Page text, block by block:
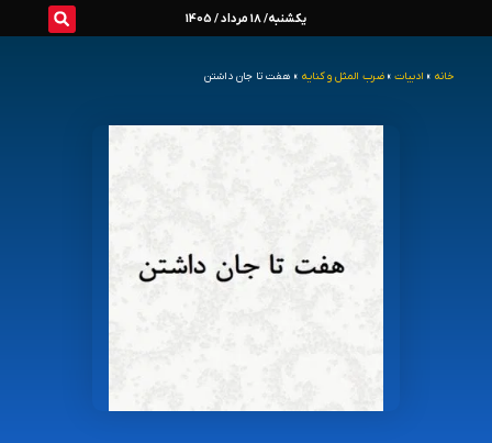
یکشنبه/ 18 مرداد / 1405
خانه » ادبیات » ضرب المثل و کنایه » هفت تا جان داشتن